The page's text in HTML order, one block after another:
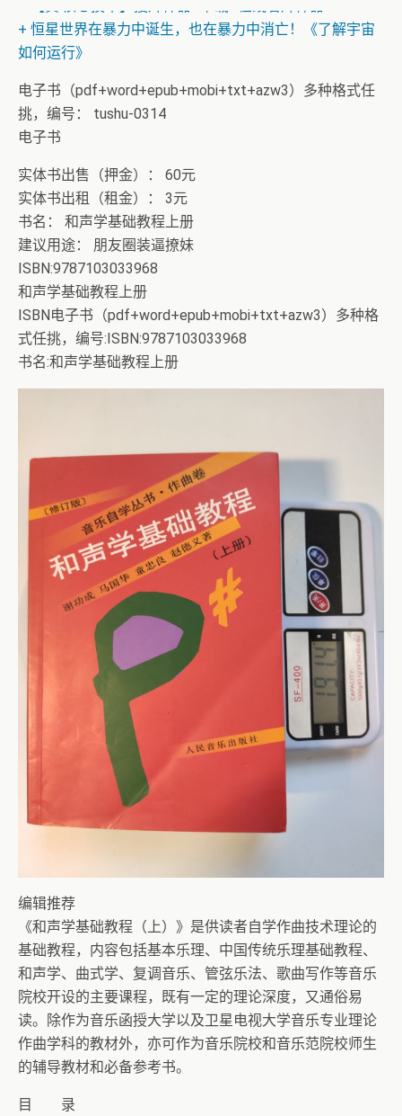
+ 恒星世界在暴力中诞生，也在暴力中消亡！《了解宇宙
如何运行》
电子书（pdf+word+epub+mobi+txt+azw3）多种格式任
挑，编号： tushu-0314
电子书
实体书出售（押金）： 60元
实体书出租（租金）： 3元
书名： 和声学基础教程上册
建议用途： 朋友圈装逼撩妹
ISBN:9787103033968
和声学基础教程上册
ISBN电子书（pdf+word+epub+mobi+txt+azw3）多种格
式任挑，编号:ISBN:9787103033968
书名:和声学基础教程上册
编辑推荐
《和声学基础教程（上）》是供读者自学作曲技术理论的
基础教程，内容包括基本乐理、中国传统乐理基础教程、
和声学、曲式学、复调音乐、管弦乐法、歌曲写作等音乐
院校开设的主要课程，既有一定的理论深度，又通俗易
读。除作为音乐函授大学以及卫星电视大学音乐专业理论
作曲学科的教材外，亦可作为音乐院校和音乐范院校师生
的辅导教材和必备参考书。
目 录